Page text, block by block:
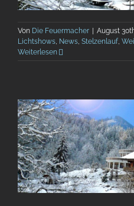
Von Die Feuermacher | August
Lichtshows, News, Stelzenlauf,
Weiterlesen